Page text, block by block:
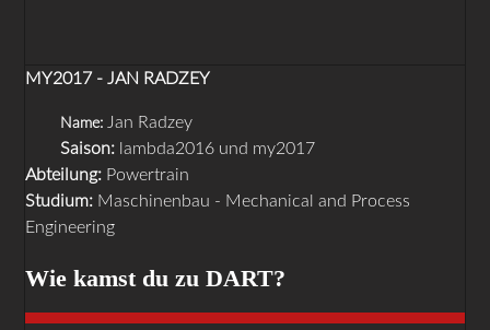
MY2017 - JAN RADZEY
Name: Jan Radzey
Saison: lambda2016 und my2017
Abteilung: Powertrain
Studium: Maschinenbau - Mechanical and Process
Engineering
Wie kamst du zu DART?